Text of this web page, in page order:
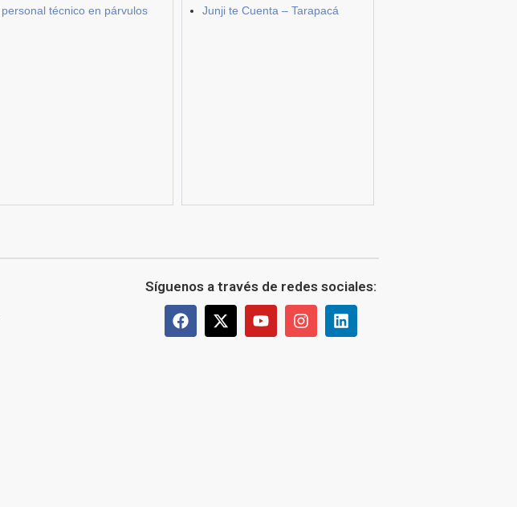
personal técnico en párvulos
Junji te Cuenta – Tarapacá
Síguenos a través de redes sociales: